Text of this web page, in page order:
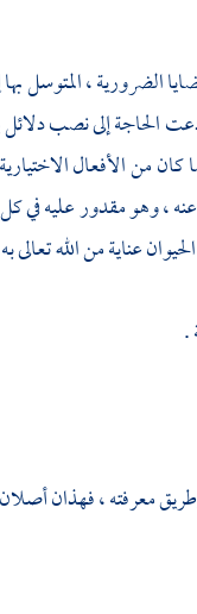
الضرورية ، المتوسل
إلى نصب دلائل
من الأفعال
عنه ، وهو مقدور عليه
عناية من الله تعالى
.
معرفته ، فهذان